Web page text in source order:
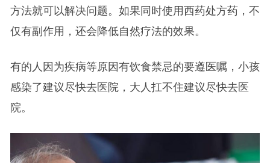
方法就可以解决问题。如果同时使用西药处方药，不
仅有副作用，还会降低自然疗法的效果。
有的人因为疾病等原因有饮食禁忌的要遵医嘱，小孩
感染了建议尽快去医院，大人扛不住建议尽快去医
院。